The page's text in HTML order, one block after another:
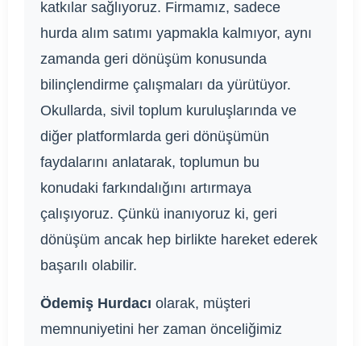
katkılar sağlıyoruz. Firmamız, sadece
hurda alım satımı yapmakla kalmıyor, aynı
zamanda geri dönüşüm konusunda
bilinçlendirme çalışmaları da yürütüyor.
Okullarda, sivil toplum kuruluşlarında ve
diğer platformlarda geri dönüşümün
faydalarını anlatarak, toplumun bu
konudaki farkındalığını artırmaya
çalışıyoruz. Çünkü inanıyoruz ki, geri
dönüşüm ancak hep birlikte hareket ederek
başarılı olabilir.
Ödemiş Hurdacı olarak, müşteri
memnuniyetini her zaman önceliğimiz